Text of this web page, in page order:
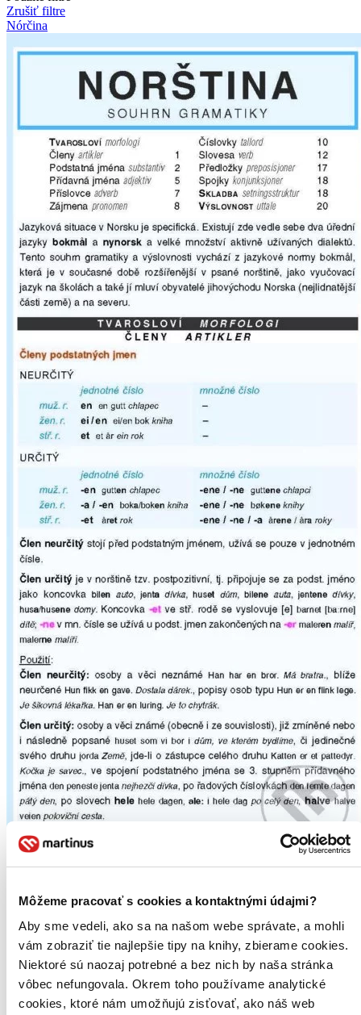
Môžeme pracovať s cookies a kontaktnými údajmi?
Aby sme vedeli, ako sa na našom webe správate, a mohli
vám zobraziť tie najlepšie tipy na knihy, zbierame cookies.
Niektoré sú naozaj potrebné a bez nich by naša stránka
vôbec nefungovala. Okrem toho používame analytické
cookies, ktoré nám umožňujú zisťovať, ako náš web
Zrušiť filtre
Nórčina
Norština - souhrn gramatiky
Klára Winklerová
Koncentrovaný přehled sumarizuje učební látku – tvarosloví,
skladba. Přehledné členění, grafická úprava a volba barev umožňuje
rychlou orientaci v textu a snadnější zapamatování...
5,00 €